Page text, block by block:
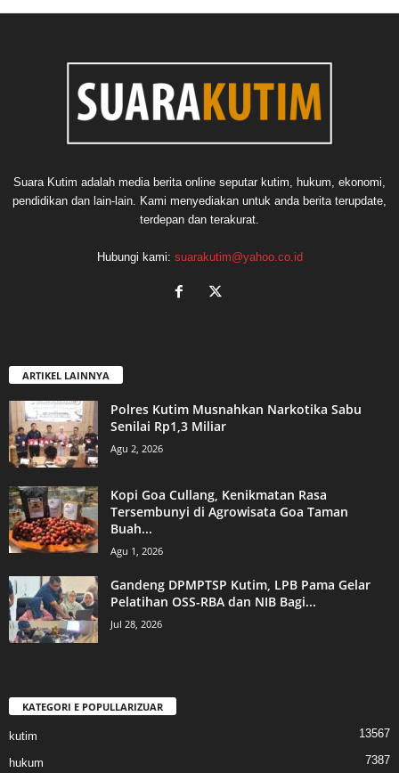
Suara Kutim adalah media berita online seputar kutim, hukum, ekonomi,
pendidikan dan lain-lain. Kami menyediakan untuk anda berita terupdate,
terdepan dan terakurat.
Hubungi kami: suarakutim@yahoo.co.id
ARTIKEL LAINNYA
Polres Kutim Musnahkan Narkotika Sabu
Senilai Rp1,3 Miliar
Agu 2, 2026
Kopi Goa Cullang, Kenikmatan Rasa
Tersembunyi di Agrowisata Goa Taman
Buah...
Agu 1, 2026
Gandeng DPMPTSP Kutim, LPB Pama Gelar
Pelatihan OSS-RBA dan NIB Bagi...
Jul 28, 2026
KATEGORI E POPULLARIZUAR
kutim 13567
hukum 7387